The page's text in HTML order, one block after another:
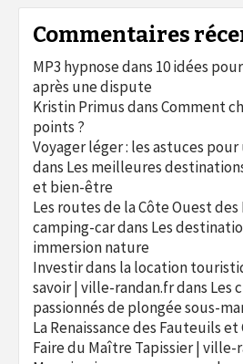
Commentaires
MP3 hypnosedans 10 idées
après une dispute
Kristin PrimusdansComment
points ?
Voyager léger : les astuces
dans Les meilleures
et bien-être
Les routes de la Côte Ouest
camping-cardans Les
immersion nature
Investir dans la location
savoir | ville-randan.frdans Les
passionnés de plongée sous-
La Renaissance des Fauteuils et
Faire du Maître Tapissier | ville-